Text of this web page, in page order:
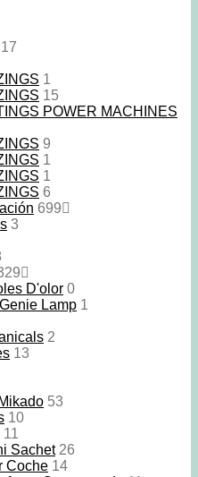
17
1
15
POWER MACHINES
9
1
1
6
699
3
D'olor 0
Lamp 1
2
13
53
10
11
Sachet 26
Coche 14